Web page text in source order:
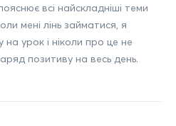
всі найскладніші теми
мені лінь займатися, я
урок і ніколи про це не
позитиву на весь день.